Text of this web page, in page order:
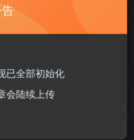
做好，解决方法就是
已全部初始化
会陆续上传